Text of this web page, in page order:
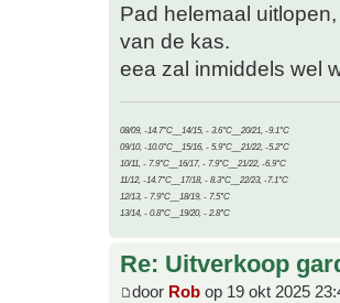
Pad helemaal
van de kas.
eea zal inmiddels wel
08/09, -14.7°C__14/15, - 3.6°C__20/21, -9.1°C
09/10, -10.0°C__15/16, - 5.9°C__21/22, -5.2°C
10/11, - 7.9°C__16/17, - 7.9°C__21/22, -6.9°C
11/12, -14.7°C__17/18, - 8.3°C__22/23, -7.1°C
12/13, - 7.9°C__18/19, - 7.5°C
13/14, - 0.8°C__19/20, - 2.8°C
Re: Uitverkoop
door Rob op 19 okt 2025